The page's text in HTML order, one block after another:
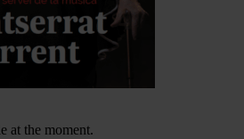
at the moment.